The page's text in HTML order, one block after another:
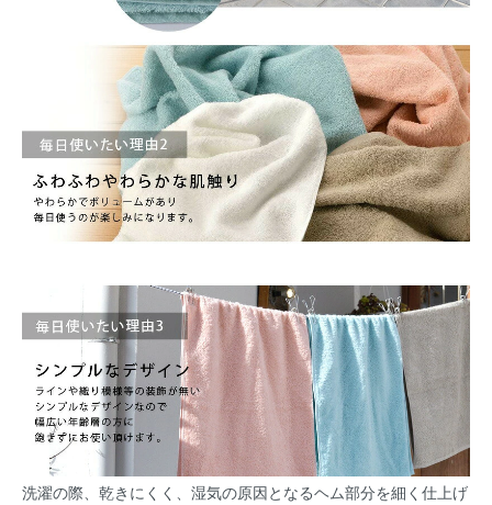
洗濯の際、乾きにくく、湿気の原因となるヘム部分を細く仕上げ